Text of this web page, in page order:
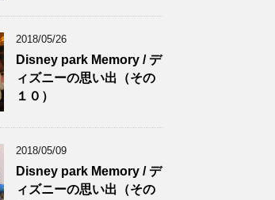
2018/05/26
Disney park Memory / デ
ィズニーの思い出（その
１０）
2018/05/09
Disney park Memory / デ
ィズニーの思い出（その